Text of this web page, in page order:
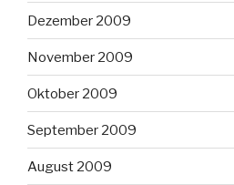
Dezember 2009
November 2009
Oktober 2009
September 2009
August 2009